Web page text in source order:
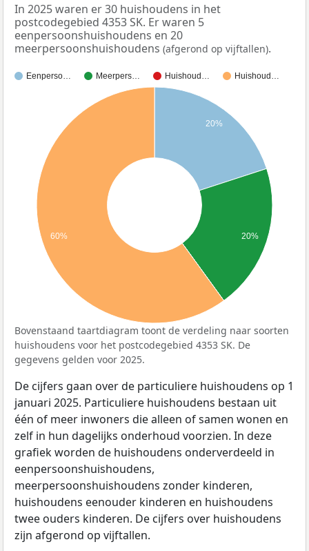
In 2025 waren er 30 huishoudens in het
postcodegebied 4353 SK. Er waren 5
eenpersoonshuishoudens en 20
meerpersoonshuishoudens (afgerond op vijftallen).
Eenperso… Meerpers… Huishoud… Huishoud…
20%
20%
60%
Bovenstaand taartdiagram toont de verdeling naar soorten
huishoudens voor het postcodegebied 4353 SK. De
gegevens gelden voor 2025.
De cijfers gaan over de particuliere huishoudens op 1
januari 2025. Particuliere huishoudens bestaan uit
één of meer inwoners die alleen of samen wonen en
zelf in hun dagelijks onderhoud voorzien. In deze
grafiek worden de huishoudens onderverdeeld in
eenpersoonshuishoudens,
meerpersoonshuishoudens zonder kinderen,
huishoudens eenouder kinderen en huishoudens
twee ouders kinderen. De cijfers over huishoudens
zijn afgerond op vijftallen.